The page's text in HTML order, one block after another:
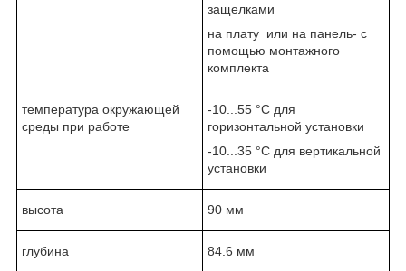
защелками
на плату или на панель- с
помощью монтажного
комплекта
температура окружающей
среды при работе
-10...55 °C для
горизонтальной установки
-10...35 °C для вертикальной
установки
высота 90 мм
глубина 84.6 мм